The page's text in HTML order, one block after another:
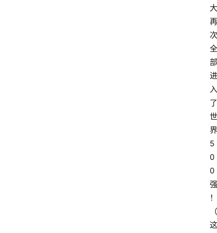
大
再
次
全
部
进
入
了
世
界
5
0
0
强
！
（
这